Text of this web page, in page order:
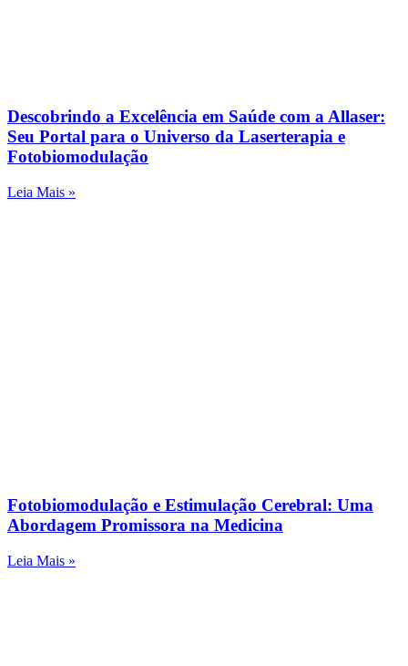
Descobrindo a Excelência em Saúde com a Allaser:
Seu Portal para o Universo da Laserterapia e
Fotobiomodulação
Leia Mais »
Fotobiomodulação e Estimulação Cerebral: Uma
Abordagem Promissora na Medicina
Leia Mais »